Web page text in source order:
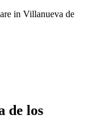
in Villanueva de
de los